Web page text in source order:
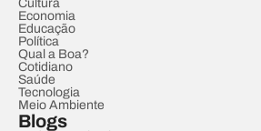
Cultura
Economia
Educação
Política
Qual a Boa?
Cotidiano
Saúde
Tecnologia
Meio Ambiente
Blogs